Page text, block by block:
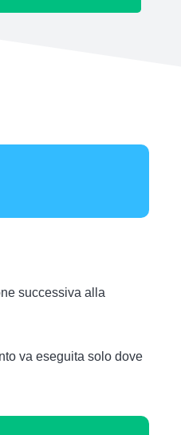
successiva alla
va eseguita solo dove